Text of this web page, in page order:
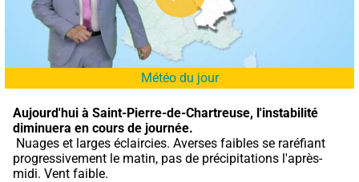
Météo du jour
Aujourd'hui à Saint-Pierre-de-Chartreuse, l'instabilité
diminuera en cours de journée.
progressivement le matin, pas de précipitations l'après-
midi. Vent faible.